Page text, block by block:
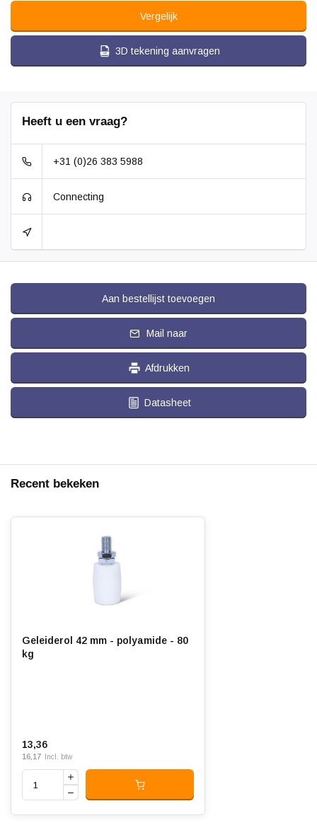
Vergelijk
3D tekening aanvragen
Heeft u een vraag?
+31 (0)26 383 5988
Connecting
Aan bestellijst toevoegen
Mail naar
Afdrukken
Datasheet
Recent bekeken
Geleiderol 42 mm - polyamide - 80
kg
13,36
16,17 Incl. btw